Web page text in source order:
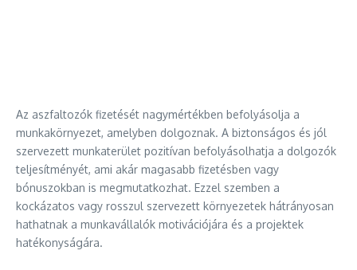
Az aszfaltozók fizetését nagymértékben befolyásolja a
munkakörnyezet, amelyben dolgoznak. A biztonságos és jól
szervezett munkaterület pozitívan befolyásolhatja a dolgozók
teljesítményét, ami akár magasabb fizetésben vagy
bónuszokban is megmutatkozhat. Ezzel szemben a
kockázatos vagy rosszul szervezett környezetek hátrányosan
hathatnak a munkavállalók motivációjára és a projektek
hatékonyságára.